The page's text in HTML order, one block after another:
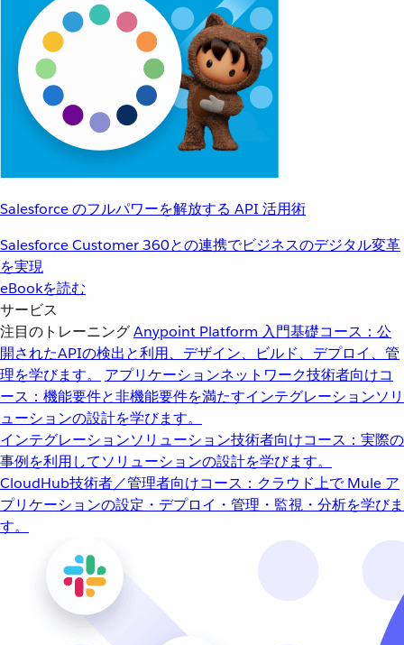
Salesforce のフルパワーを解放する API 活用術
Salesforce Customer 360との連携でビジネスのデジタル変革
を実現
eBookを読む
サービス
注目のトレーニングAnypoint Platform 入門基礎コース：公
開されたAPIの検出と利用、デザイン、ビルド、デプロイ、管
理を学びます。
アプリケーションネットワーク技術者向けコ
ース：機能要件と非機能要件を満たすインテグレーションソリ
ューションの設計を学びます。
インテグレーションソリューション技術者向けコース：実際の
事例を利用してソリューションの設計を学びます。
CloudHub技術者／管理者向けコース：クラウド上で Mule ア
プリケーションの設定・デプロイ・管理・監視・分析を学びま
す。